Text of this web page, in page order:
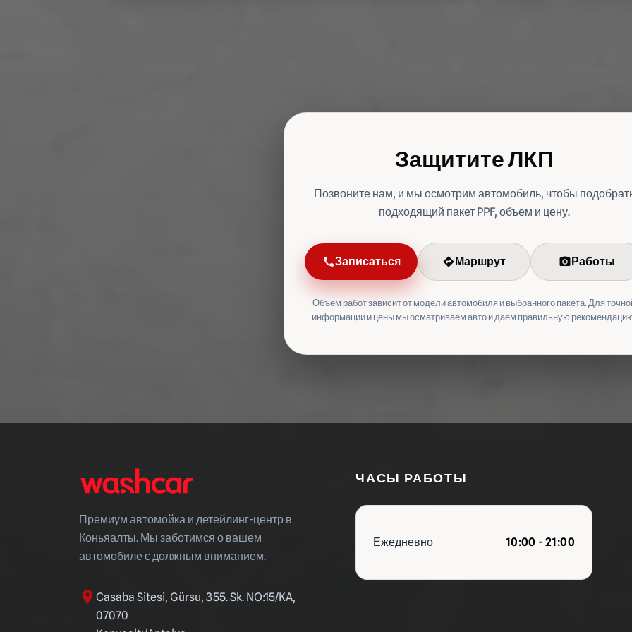
Защитите ЛКП
Позвоните нам, и мы осмотрим автомобиль, чтобы
подходящий пакет PPF, объем и цену.
callЗаписаться directionsМаршрут photo_cameraРаботы
Объем работ зависит от модели автомобиля и выбранного пакета. Для
информации и цены мы осматриваем авто и даем правильную
Премиум автомойка и детейлинг-центр в
Коньяалты. Мы заботимся о вашем
автомобиле с должным вниманием.
location_on Casaba Sitesi, Gürsu, 355. Sk. NO:15/KA,
07070
ЧАСЫ РАБОТЫ
Ежедневно 10:00 - 21:00